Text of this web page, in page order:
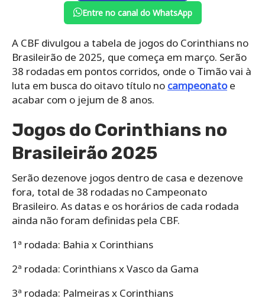
Entre no canal do WhatsApp
A CBF divulgou a tabela de jogos do Corinthians no
Brasileirão de 2025, que começa em março. Serão
38 rodadas em pontos corridos, onde o Timão vai à
luta em busca do oitavo título no campeonatoe
acabar com o jejum de 8 anos.
Jogos do Corinthians no
Brasileirão 2025
Serão dezenove jogos dentro de casa e dezenove
fora, total de 38 rodadas no Campeonato
Brasileiro. As datas e os horários de cada rodada
ainda não foram definidas pela CBF.
1ª rodada: Bahia x Corinthians
2ª rodada: Corinthians x Vasco da Gama
3ª rodada: Palmeiras x Corinthians